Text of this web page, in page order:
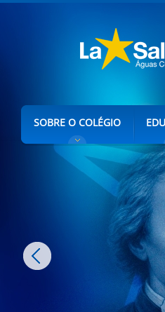
SOBRE O COLÉGIO